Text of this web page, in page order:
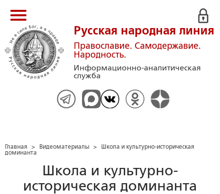
Русская народная линия
Православие. Самодержавие.
Народность.
Информационно-аналитическая
служба
Главная > Видеоматериалы >
Школа и культурно-историческая
доминанта
Школа и культурно-
историческая доминанта